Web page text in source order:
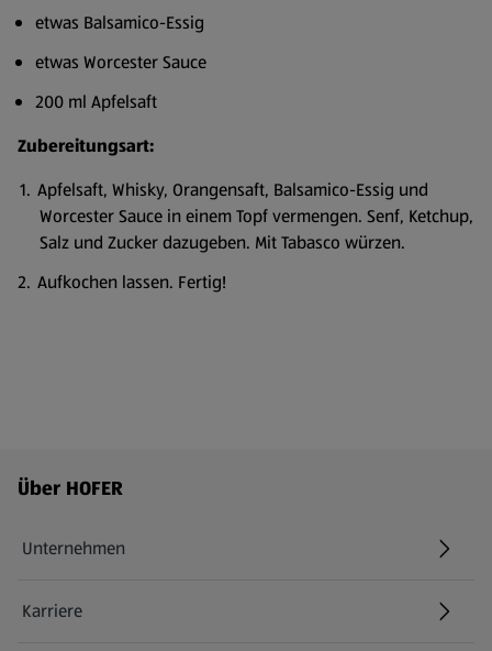
etwas Balsamico-Essig
etwas Worcester Sauce
200 ml Apfelsaft
Zubereitungsart:
Apfelsaft, Whisky, Orangensaft, Balsamico-Essig und
Worcester Sauce in einem Topf vermengen. Senf, Ketchup,
Salz und Zucker dazugeben. Mit Tabasco würzen.
Aufkochen lassen. Fertig!
Fußzeilenmenü - weitere Links
Über HOFER
Unternehmen
Karriere
(öffnet in einem neuen Tab)